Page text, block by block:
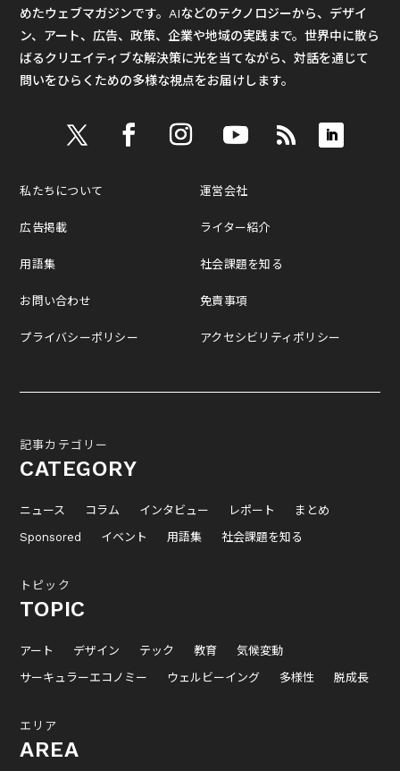
めたウェブマガジンです。AIなどのテクノロジーから、デザイ
ン、アート、広告、政策、企業や地域の実践まで。世界中に散ら
ばるクリエイティブな解決策に光を当てながら、対話を通じて
問いをひらくための多様な視点をお届けします。
私たちについて
広告掲載
用語集
お問い合わせ
プライバシーポリシー
運営会社
ライター紹介
社会課題を知る
免責事項
アクセシビリティポリシー
記事カテゴリー
CATEGORY
ニュース コラム インタビュー レポート
まとめ
Sponsored
イベント 用語集 社会課題を知る
トピック
TOPIC
アート デザイン テック 教育
気候変動
サーキュラーエコノミー
ウェルビーイング 多様性 脱成長
エリア
AREA